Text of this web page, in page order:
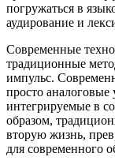
погружаться в
аудирование и
Современные
традиционные
импульс.
просто
интегрируемые в
образом,
вторую жизнь,
для современного